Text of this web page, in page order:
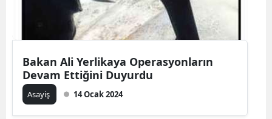
Bakan Ali Yerlikaya Operasyonların
Devam Ettiğini Duyurdu
Asayiş 14 Ocak 2024